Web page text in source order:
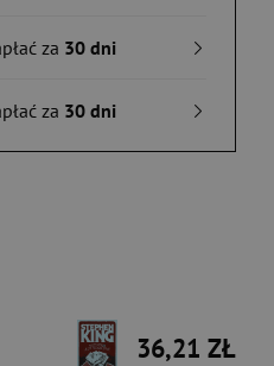
za 30 dni
za 30 dni
36,21 ZŁ